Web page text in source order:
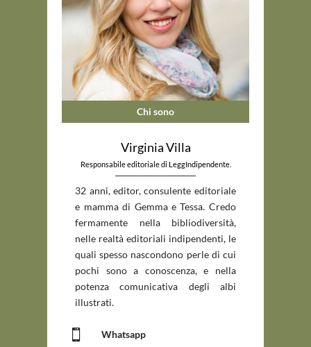
Chi sono
Virginia Villa
Responsabile editoriale di LeggIndipendente.
_____________________________
32 anni, editor, consulente editoriale
e mamma di Gemma e Tessa. Credo
fermamente nella bibliodiversità,
nelle realtà editoriali indipendenti, le
quali spesso nascondono perle di cui
pochi sono a conoscenza, e nella
potenza comunicativa degli albi
illustrati.
 Whatsapp